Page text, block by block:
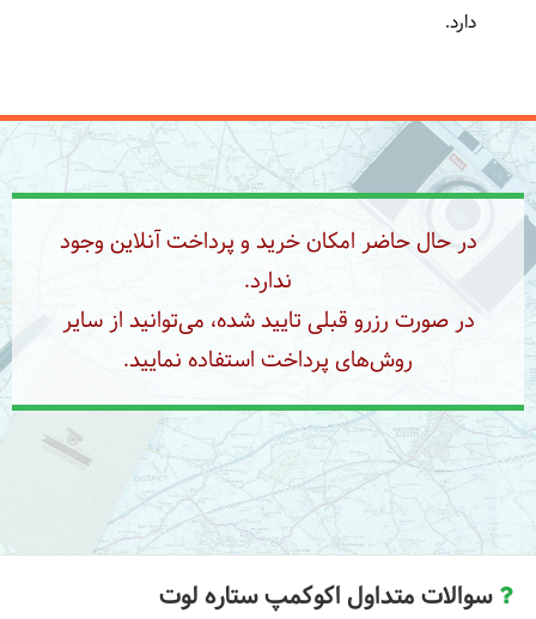
دارد.
در حال حاضر امکان خرید و پرداخت آنلاین وجود
ندارد.
در صورت رزرو قبلی تایید شده، می‌توانید از سایر
روش‌های پرداخت استفاده نمایید.
سوالات متداول اکوکمپ ستاره لوت